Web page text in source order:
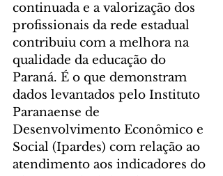
continuada e a valorização dos
profissionais da rede estadual
contribuiu com a melhora na
qualidade da educação do
Paraná. É o que demonstram
dados levantados pelo Instituto
Paranaense de
Desenvolvimento Econômico e
Social (Ipardes) com relação ao
atendimento aos indicadores do